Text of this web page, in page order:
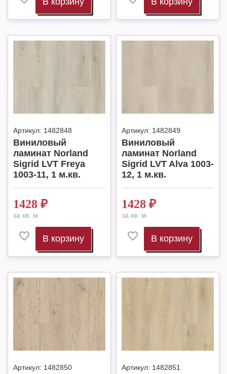
Артикул: 1482848
Виниловый
ламинат Norland
Sigrid LVT Freya
1003-11, 1 м.кв.
1428 ₽
за кв. м.
В корзину
Артикул: 1482849
Виниловый
ламинат Norland
Sigrid LVT Alva 1003-
12, 1 м.кв.
1428 ₽
за кв. м.
В корзину
Артикул: 1482850 Артикул: 1482851